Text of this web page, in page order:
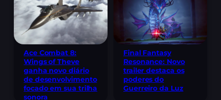
Ace Combat 8:
Wings of Theve
ganha novo diário
de desenvolvimento
focado em sua trilha
sonora
Final Fantasy
Resonance: Novo
trailer destaca os
poderes do
Guerreiro da Luz